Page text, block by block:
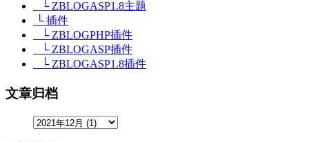
└ ZBLOGASP1.8主题
└ 插件
└ ZBLOGPHP插件
└ ZBLOGASP插件
└ ZBLOGASP1.8插件
文章归档